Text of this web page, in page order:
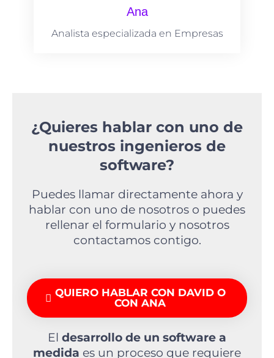
Ana
Analista especializada en Empresas
¿Quieres hablar con uno de
nuestros ingenieros de
software?
Puedes llamar directamente ahora y
hablar con uno de nosotros o puedes
rellenar el formulario y nosotros
contactamos contigo.
QUIERO HABLAR CON DAVID O
CON ANA
El desarrollo de un software a
medida es un proceso que requiere